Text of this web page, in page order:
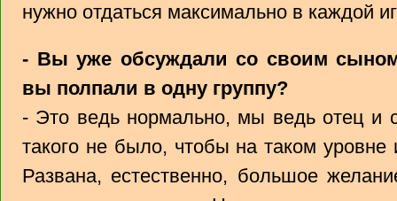
нужно отдаться максимально в каждой
- Вы уже обсуждали со своим
вы полпали в одну группу?
- Это ведь нормально, мы ведь отец и
такого не было, чтобы на таком
Развана, естественно, большое